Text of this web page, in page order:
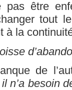
être
tout
à la
de
n’a besoin